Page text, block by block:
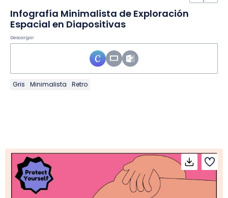
Infografía Minimalista de Exploración
Espacial en Diapositivas
Descargar
Gris Minimalista Retro